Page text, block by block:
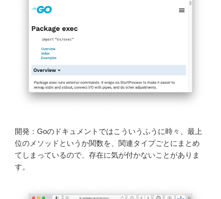
開発：Goのドキュメントではこういうふうに時々、最上
位のメソッドというか関数を、関連タイプごとにまとめ
てしまっているので、存在に気が付かないことがありま
す。